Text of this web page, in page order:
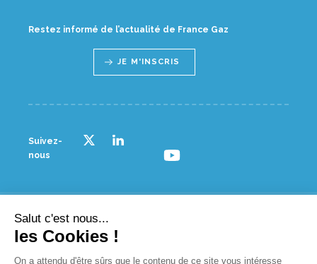
Restez informé de l’actualité de France Gaz
JE M'INSCRIS
Suivez-
nous
© France gaz - 2023
Salut c'est nous...
les Cookies !
On a attendu d'être sûrs que le contenu de ce site vous intéresse